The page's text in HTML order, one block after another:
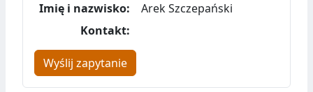
Imię i nazwisko:
Arek Szczepański
Kontakt:
Wyślij zapytanie